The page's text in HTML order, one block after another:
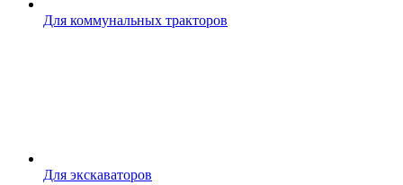
Для коммунальных тракторов
Для экскаваторов